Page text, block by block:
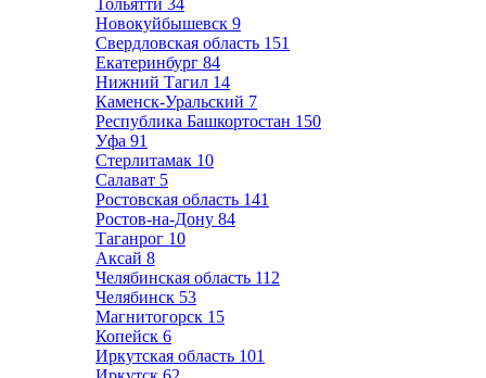
Тольятти 34
Новокуйбышевск 9
Свердловская область 151
Екатеринбург 84
Нижний Тагил 14
Каменск-Уральский 7
Республика Башкортостан 150
Уфа 91
Стерлитамак 10
Салават 5
Ростовская область 141
Ростов-на-Дону 84
Таганрог 10
Аксай 8
Челябинская область 112
Челябинск 53
Магнитогорск 15
Копейск 6
Иркутская область 101